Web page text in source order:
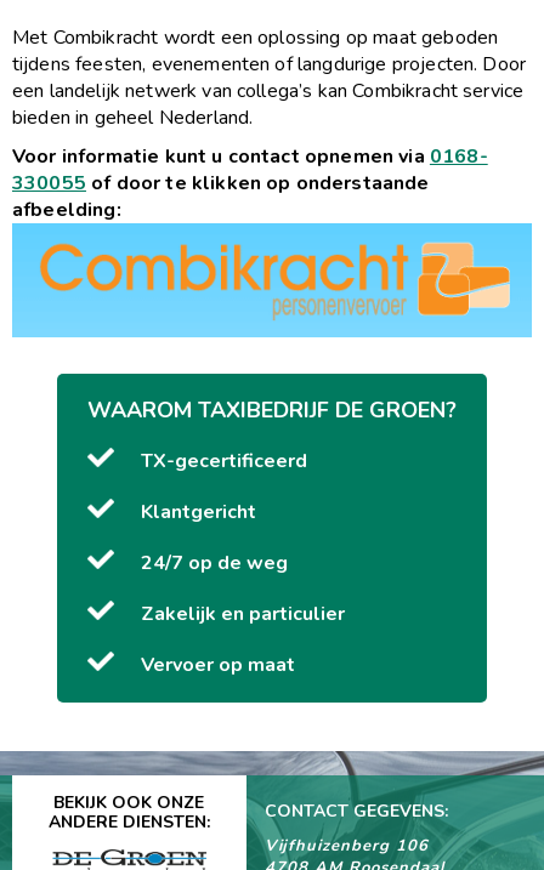
Met Combikracht wordt een oplossing op maat geboden
tijdens feesten, evenementen of langdurige projecten. Door
een landelijk netwerk van collega’s kan Combikracht service
bieden in geheel Nederland.
Voor informatie kunt u contact opnemen via 0168-
330055 of door te klikken op onderstaande
afbeelding:
WAAROM TAXIBEDRIJF DE GROEN?
TX-gecertificeerd
Klantgericht
24/7 op de weg
Zakelijk en particulier
Vervoer op maat
CONTACT GEGEVENS:
Vijfhuizenberg 106
BEKIJK OOK ONZE
ANDERE DIENSTEN: